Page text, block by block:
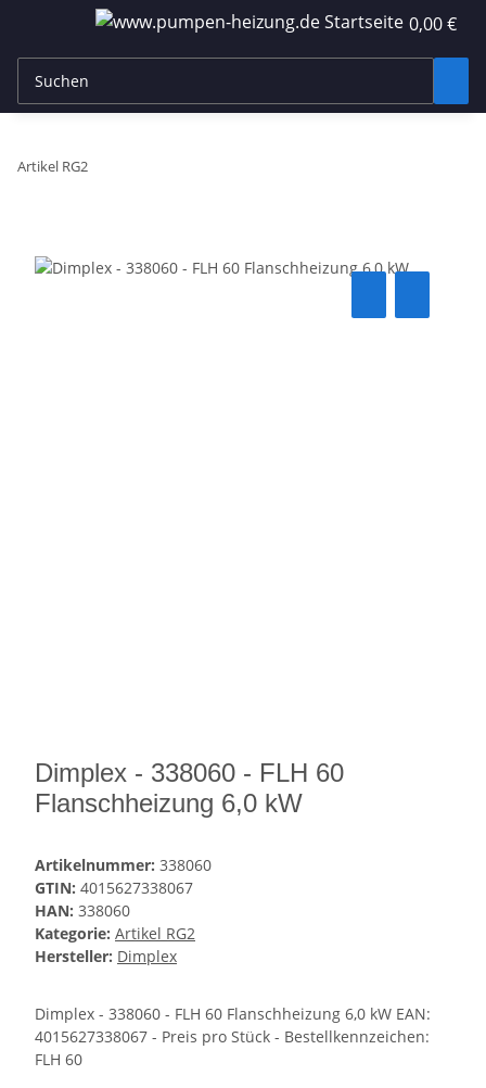
0,00 €
Artikel RG2
Dimplex - 338060 - FLH 60
Flanschheizung 6,0 kW
Artikelnummer: 338060
GTIN: 4015627338067
HAN: 338060
Kategorie: Artikel RG2
Hersteller: Dimplex
Dimplex - 338060 - FLH 60 Flanschheizung 6,0 kW EAN:
4015627338067 - Preis pro Stück - Bestellkennzeichen:
FLH 60